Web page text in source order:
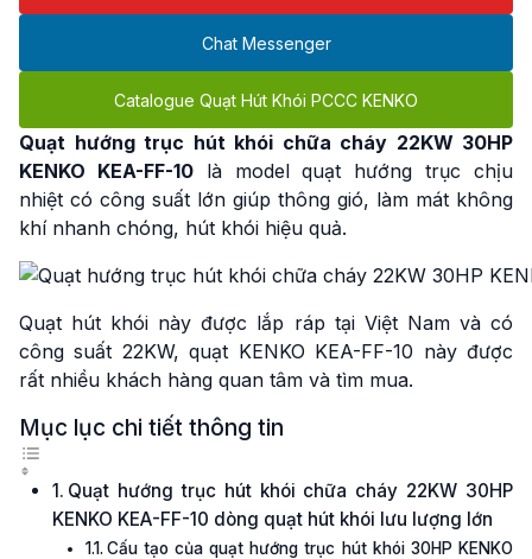
Chat Messenger
Catalogue Quạt Hút Khói PCCC KENKO
Quạt hướng trục hút khói chữa cháy 22KW 30HP
KENKO KEA-FF-10là model quạt hướng trục chịu
nhiệt có công suất lớn giúp thông gió, làm mát không
khí nhanh chóng, hút khói hiệu quả.
Quạt hút khói này được lắp ráp tại Việt Nam và có
công suất 22KW, quạt KENKO KEA-FF-10 này được
rất nhiều khách hàng quan tâm và tìm mua.
Mục lục chi tiết thông tin
Quạt hướng trục hút khói chữa cháy 22KW 30HP
KENKO KEA-FF-10 dòng quạt hút khói lưu lượng lớn
Cấu tạo của quạt hướng trục hút khói 30HP KENKO